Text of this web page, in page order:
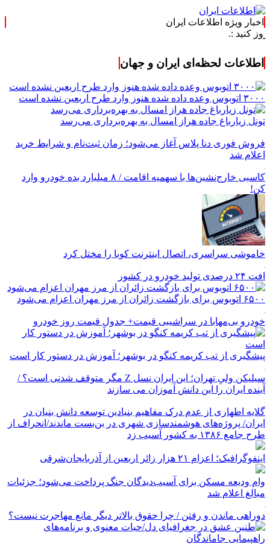
اخبار ویژه اطلاعات ایران
اطلاعات لحظه‌ای ایران و جهان
۳۰۰۰ اتوبوس وعده داده شده هنوز وارد طرح اربعین نشده است
تونل زیارباغ جاده هراز امسال به بهره‌برداری می‌رسد
فروش فوری دنا پلاس آغاز می‌شود؛ زمان ثبت‌نام و شرایط خرید
اعلام شد
کاسبی خارج‌نشین‌ها با سهمیه اقامت / ۸ میلیارد بده خودرو وارد
کن!
خاموشی سراسری، اتصال اینترنت کوبا را مختل کرد
افت ۲۴ درصدی تولید خودرو در کشور
۶۵۰۰ اتوبوس برای بازگشت زائران از مرز مهران اعزام می‌شود
خودرو بی‌مهابا در سراشیبی قیمت+ جدول قیمت روز خودرو
پیشگیری از تب کریمه کنگو در بوشهر؛ آموزش در دستور کار است
سیلیکن ولیِ تهران؛ این ایران نسل Z مگر متوقف شدنی است؟ /
آینده ایران را این دانش آموزان می سازند
گلایه اطهاری از عدم درک مفاهیم بنیادین توسعه دانش بنیان در
ایران/ پروژه‌های هوشمندسازی شهری در بن‌بست ماندند/انحراف از
طرح جامع ۱۳۸۶ به کشور آسیب زد
اینفوگرافیک؛ اعزام ۲۱ هزار زائر اربعین از آذربایجان‌شرقی
وام ودیعه مسکن برای آسیب‌دیدگان جنگ پرداخت می‌شود؛ جزئیات
مبالغ اعلام شد
دوراهی ماندن و رفتن / چرا حقوق بالاتر دیگر مانع مهاجرت نیست؟